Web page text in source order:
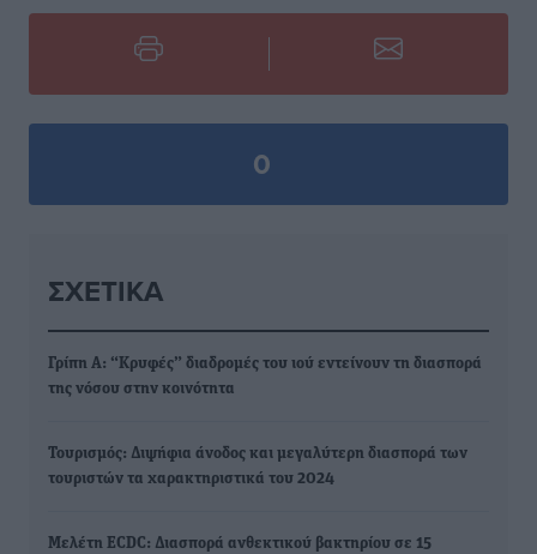
0
ΣΧΕΤΙΚΆ
Γρίπη Α: “Κρυφές” διαδρομές του ιού εντείνουν τη διασπορά
της νόσου στην κοινότητα
Τουρισμός: Διψήφια άνοδος και μεγαλύτερη διασπορά των
τουριστών τα χαρακτηριστικά του 2024
Μελέτη ECDC: Διασπορά ανθεκτικού βακτηρίου σε 15